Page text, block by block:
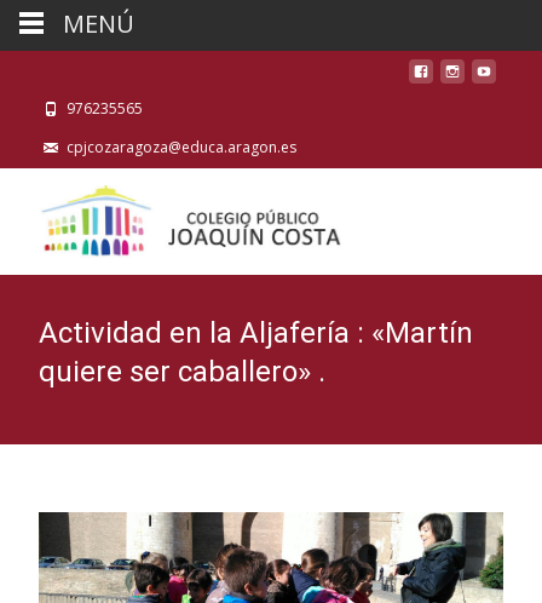
976235565
cpjcozaragoza@educa.aragon.es
Actividad en la Aljafería : «Martín
quiere ser caballero» .
MENÚ